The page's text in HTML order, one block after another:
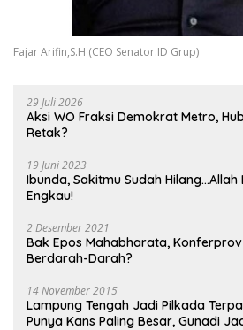
Fajar Arifin,S.H (CEO Senator.ID Grup)
29 Juli 2026
Aksi WO Fraksi Demokrat Metro,
Retak?
19 Juni 2023
Ibunda, Sakitmu Sudah Hilang…Allah
Engkau!
2 Desember 2021
Bak Epos Mahabharata,
Berdarah-Darah?
14 November 2015
Lampung Tengah Jadi Pilkada
Punya Kans Paling Besar, Gunadi